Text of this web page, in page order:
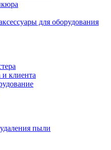
для оборудования
и клиента
пыли